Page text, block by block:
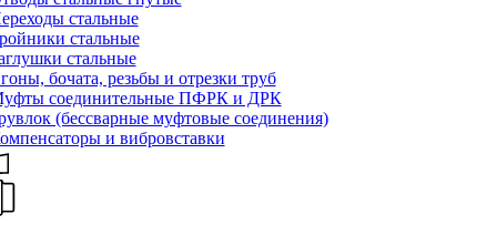
стальные
стальные
стальные
бочата, резьбы и отрезки труб
соединительные ПФРК и ДРК
(бессварные муфтовые соединения)
и вибровставки